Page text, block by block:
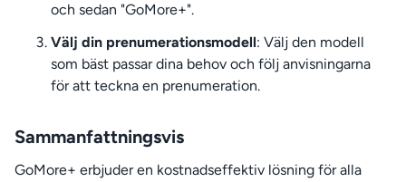
och sedan "GoMore+".
Välj din prenumerationsmodell: Välj den modell
som bäst passar dina behov och följ anvisningarna
för att teckna en prenumeration.
Sammanfattningsvis
GoMore+ erbjuder en kostnadseffektiv lösning för alla